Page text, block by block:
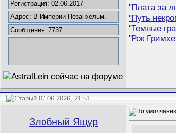
Регистрация: 02.06.2017
Адрес: В Империи Незанхельм.
Сообщения: 7737
"Плата за
"Путь
"Темные
"Рок
07.06.2026, 21:51
Злобный Ящур